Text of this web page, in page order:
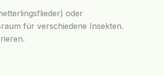
oder
für verschiedene Insekten.